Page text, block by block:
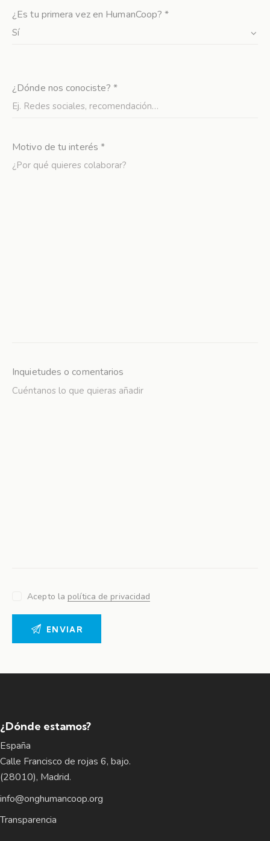
¿Es tu primera vez en HumanCoop? *
¿Dónde nos conociste? *
Motivo de tu interés *
Inquietudes o comentarios
Acepto la política de privacidad
¿Dónde estamos?
España
Calle Francisco de rojas 6, bajo.
(28010), Madrid.
info@onghumancoop.org
Transparencia